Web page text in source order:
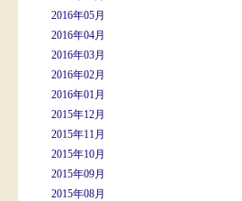
2016年05月
2016年04月
2016年03月
2016年02月
2016年01月
2015年12月
2015年11月
2015年10月
2015年09月
2015年08月